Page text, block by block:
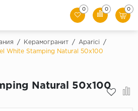
0 0 0
/ Керамогранит / Aparici
/
White Stamping Natural 50x100
Natural 50x100